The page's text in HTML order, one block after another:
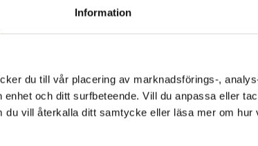
Information
du till vår placering av marknadsförings-,
och ditt surfbeteende. Vill du anpassa eller
du vill återkalla ditt samtycke eller läsa mer om